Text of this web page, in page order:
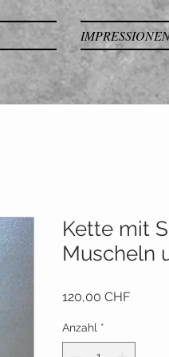
Kette mit
Muscheln
120,00 CHFPreis
Anzahl *